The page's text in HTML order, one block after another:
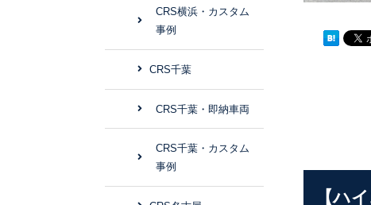
【ハ
CRS横浜・カスタム
事例
CRS千葉
CRS千葉・即納車両
CRS千葉・カスタム
事例